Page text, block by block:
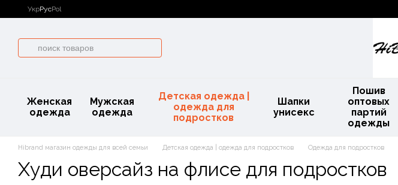
Перейти к основному контенту
УкрРусPol
Женская
одежда
Мужская
одежда
Детская одежда |
одежда для
подростков
Шапки
унисекс
Пошив
оптовых
партий
одежды
Hibrand магазин одежды для всей семьи Детская одежда | одежда для подростков Одежда для подростков
Худи оверсайз на флисе для подростков